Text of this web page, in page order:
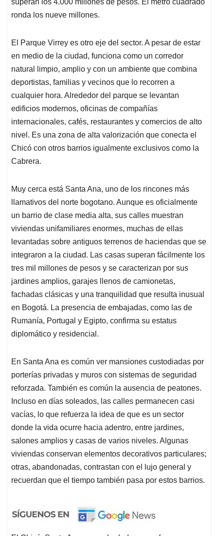
superan los 4.000 millones de pesos. El metro cuadrado
ronda los nueve millones.
El Parque Virrey es otro eje del sector. A pesar de estar
en medio de la ciudad, funciona como un corredor
natural limpio, amplio y con un ambiente que combina
deportistas, familias y vecinos que lo recorren a
cualquier hora. Alrededor del parque se levantan
edificios modernos, oficinas de compañías
internacionales, cafés, restaurantes y comercios de alto
nivel. Es una zona de alta valorización que conecta el
Chicó con otros barrios igualmente exclusivos como la
Cabrera.
Muy cerca está Santa Ana, uno de los rincones más
llamativos del norte bogotano. Aunque es oficialmente
un barrio de clase media alta, sus calles muestran
viviendas unifamiliares enormes, muchas de ellas
levantadas sobre antiguos terrenos de haciendas que se
integraron a la ciudad. Las casas superan fácilmente los
tres mil millones de pesos y se caracterizan por sus
jardines amplios, garajes llenos de camionetas,
fachadas clásicas y una tranquilidad que resulta inusual
en Bogotá. La presencia de embajadas, como las de
Rumanía, Portugal y Egipto, confirma su estatus
diplomático y residencial.
En Santa Ana es común ver mansiones custodiadas por
porterías privadas y muros con sistemas de seguridad
reforzada. También es común la ausencia de peatones.
Incluso en días soleados, las calles permanecen casi
vacías, lo que refuerza la idea de que es un sector
donde la vida ocurre hacia adentro, entre jardines,
salones amplios y casas de varios niveles. Algunas
viviendas conservan elementos decorativos particulares;
otras, abandonadas, contrastan con el lujo general y
recuerdan que el tiempo también pasa por estos barrios.